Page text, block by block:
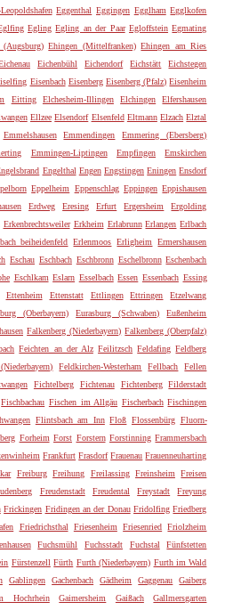
Eggenthal Eggingen Egglham Egglkofen
Egling Egling an der Paar Egloffstein Egmating
(Augsburg) Ehingen (Mittelfranken) Ehingen am Ries
Eichenbühl Eichendorf Eichstätt
Eichstegen
Eisenbach Eisenberg Eisenberg (Pfalz) Eisenheim
Eitting Elchesheim-Illingen Elchingen
Elfershausen
Ellzee Elsendorf Elsenfeld Eltmann Elzach Elztal
Emmelshausen Emmendingen
Emmering (Ebersberg)
Emmingen-Liptingen Empfingen
Emskirchen
Engelthal Engen Engstingen Eningen Ensdorf
Eppelheim Eppenschlag Eppingen Eppishausen
Erdweg Eresing Erfurt Ergersheim
Ergolding
Erkenbrechtsweiler Erkheim Erlabrunn Erlangen Erlbach
beiheidenfeld Erlenmoos Erligheim
Ermershausen
Eschau Eschbach Eschbronn Eschelbronn Eschenbach
Eschlkam Eslarn Esselbach Essen Essenbach Essing
Ettenheim Ettenstatt Ettlingen Ettringen
Etzelwang
(Oberbayern) Eurasburg (Schwaben)
Eußenheim
Falkenberg (Niederbayern) Falkenberg (Oberpfalz)
Feichten an der Alz Feilitzsch Feldafing Feldberg
Feldkirchen-Westerham Fellbach
Fellen
Fichtelberg Fichtenau Fichtenberg
Filderstadt
Fischbachau Fischen im Allgäu Fischerbach Fischingen
Flintsbach am Inn Floß Flossenbürg Fluorn-
Forheim Forst Forstern Forstinning Frammersbach
Frankfurt Frasdorf Frauenau Frauenneuharting
Freiburg Freihung Freilassing Freinsheim
Freisen
Freudenstadt Freudental Freystadt
Freyung
Frickingen Fridingen an der Donau Fridolfing Friedberg
Friedrichsthal Friesenheim Friesenried Friolzheim
Fuchsmühl Fuchsstadt Fuchstal
Fünfstetten
Fürstenzell Fürth Furth (Niederbayern) Furth im Wald
Gablingen Gachenbach Gädheim Gaggenau
Gaiberg
Hochrhein Gaimersheim Gaißach
Gallmersgarten